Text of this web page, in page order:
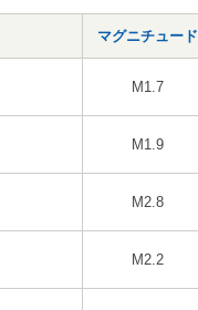
マグニチュード
M1.7
M1.9
M2.8
M2.2